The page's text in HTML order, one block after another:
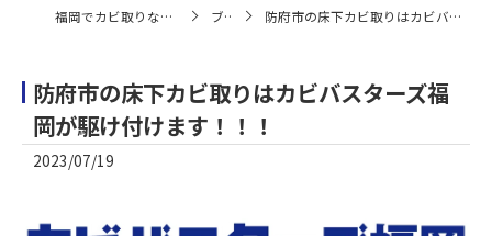
福岡でカビ取りならカビバスターズ福岡 ブログ 防府市の床下カビ取りはカビバスターズ福岡が駆け付けます！！！
防府市の床下カビ取りはカビバスターズ福
岡が駆け付けます！！！
2023/07/19